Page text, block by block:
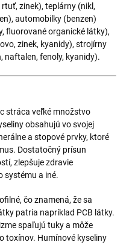
zinek), teplárny (nikl,
automobilky (benzen)
fluorované organické látky),
zinek, kyanidy), strojírny
naftalen, fenoly, kyanidy).
stráca veľké množstvo
obsahujú vo svojej
a stopové prvky, ktoré
Dostatočný prísun
zlepšuje zdravie
systému a iné.
čo znamená, že sa
patria napríklad PCB látky.
spaľujú tuky a môže
toxínov. Humínové kyseliny